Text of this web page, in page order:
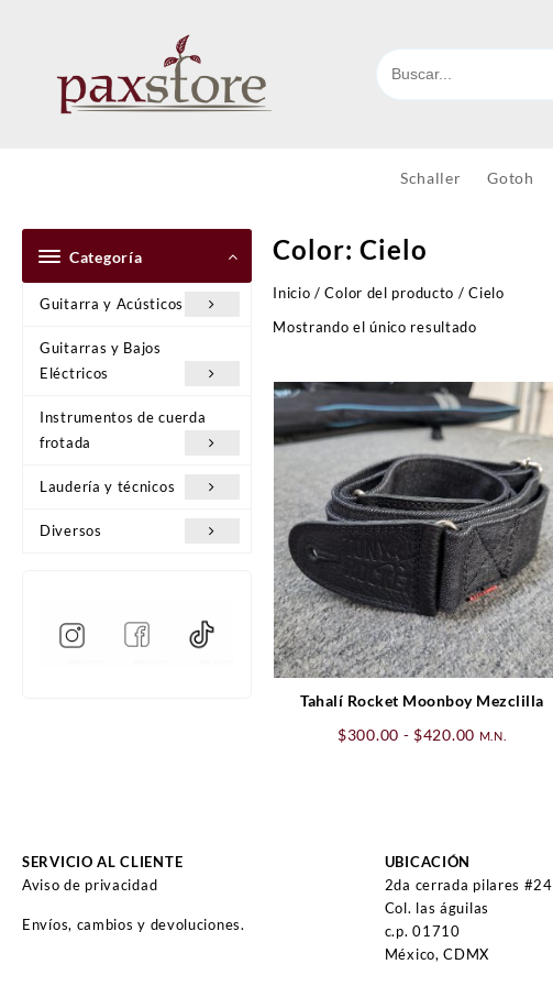
Schaller Gotoh
Categoría
Guitarra y Acústicos
Guitarras y Bajos
Eléctricos
Instrumentos de cuerda
frotada
Laudería y técnicos
Diversos
Color:Cielo
Inicio / Color del producto / Cielo
Mostrando el único resultado
Tahalí Rocket Moonboy Mezclilla
$300.00 - $420.00Rango
M.N.
SERVICIO AL CLIENTE
Aviso de privacidad
Envíos, cambios y devoluciones.
UBICACIÓN
2da cerrada pilares #24
Col. las águilas
c.p. 01710
México, CDMX